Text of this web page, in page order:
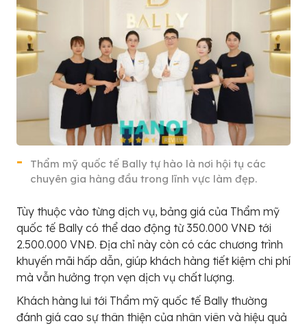
Thẩm mỹ quốc tế Bally tự hào là nơi hội tụ các
chuyên gia hàng đầu trong lĩnh vực làm đẹp.
Tùy thuộc vào từng dịch vụ, bảng giá của Thẩm mỹ
quốc tế Bally có thể dao động từ 350.000 VNĐ tới
2.500.000 VNĐ. Địa chỉ này còn có các chương trình
khuyến mãi hấp dẫn, giúp khách hàng tiết kiệm chi phí
mà vẫn hưởng trọn vẹn dịch vụ chất lượng.
Khách hàng lui tới Thẩm mỹ quốc tế Bally thường
đánh giá cao sự thân thiện của nhân viên và hiệu quả